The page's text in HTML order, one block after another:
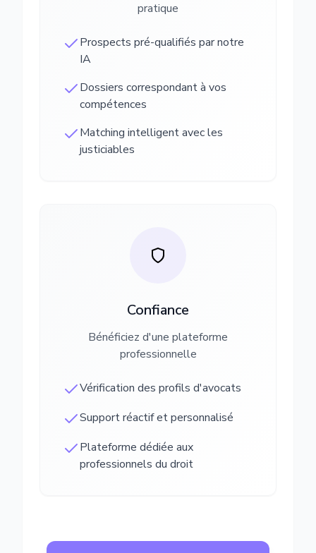
pratique
Prospects pré-qualifiés par notre
IA
Dossiers correspondant à vos
compétences
Matching intelligent avec les
justiciables
Confiance
Bénéficiez d'une plateforme
professionnelle
Vérification des profils d'avocats
Support réactif et personnalisé
Plateforme dédiée aux
professionnels du droit